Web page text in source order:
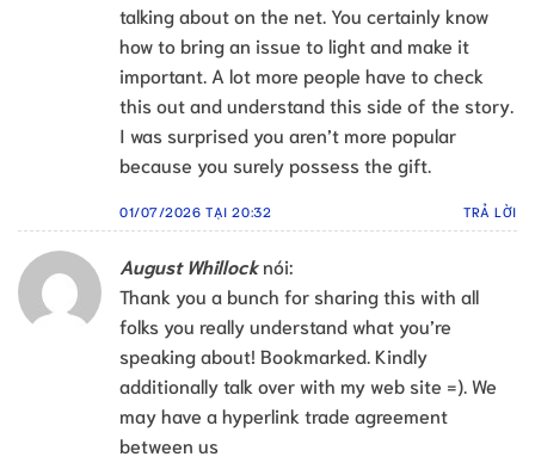
talking about on the net. You certainly know
how to bring an issue to light and make it
important. A lot more people have to check
this out and understand this side of the story.
I was surprised you aren’t more popular
because you surely possess the gift.
01/07/2026 TẠI 20:32 TRẢ LỜI
August Whillock nói:
Thank you a bunch for sharing this with all
folks you really understand what you’re
speaking about! Bookmarked. Kindly
additionally talk over with my web site =). We
may have a hyperlink trade agreement
between us